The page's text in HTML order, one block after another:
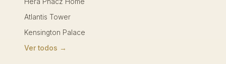
Atlantis Tower
Kensington Palace
Ver todos →